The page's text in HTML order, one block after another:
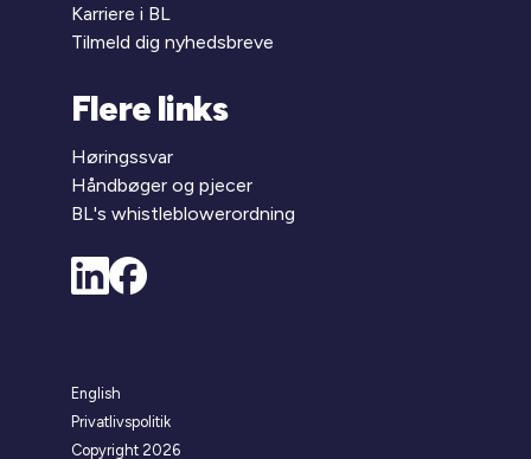
Karriere i BL
Tilmeld dig nyhedsbreve
Flere links
Høringssvar
Håndbøger og pjecer
BL's whistleblowerordning
English
Privatlivspolitik
Copyright 2026